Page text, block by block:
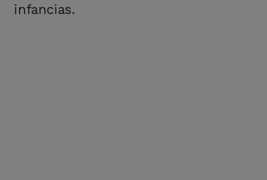
infancias.